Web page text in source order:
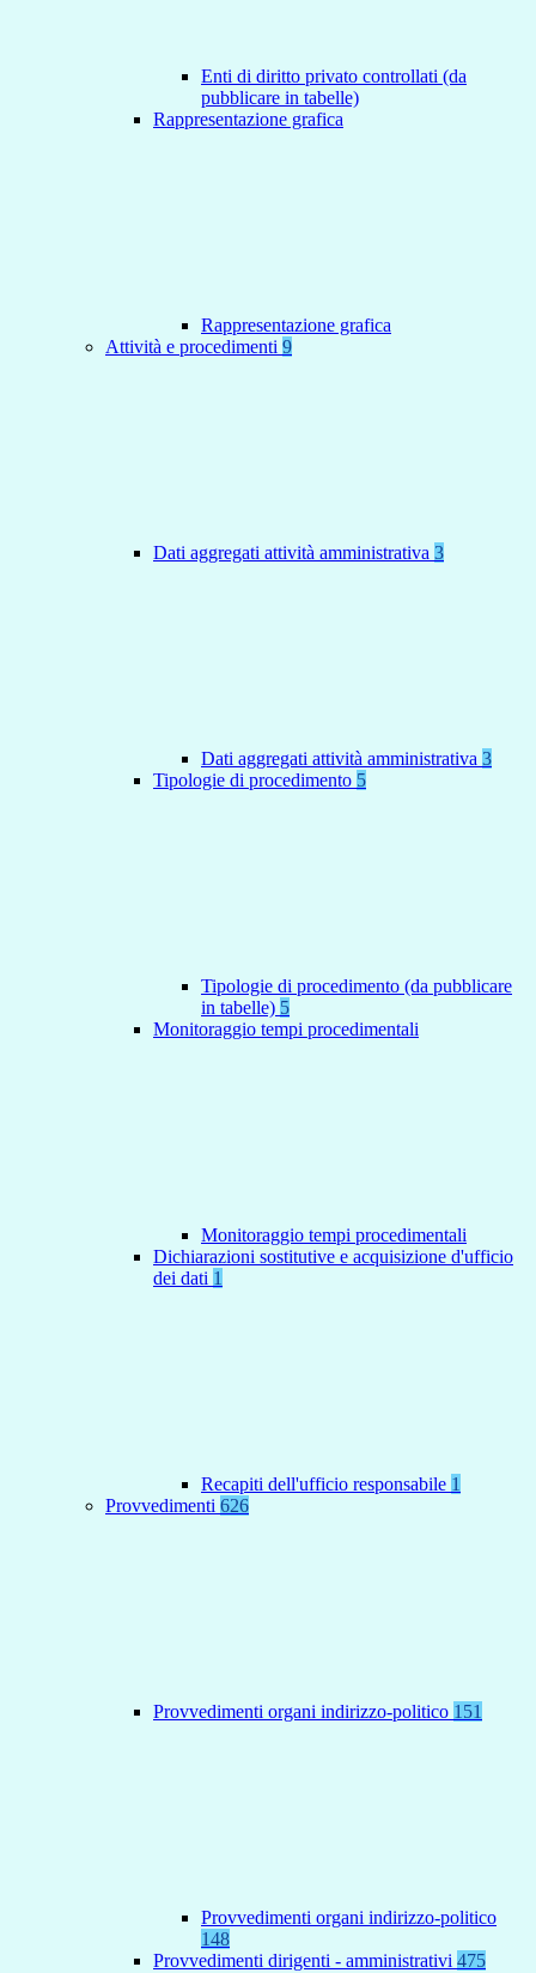
Enti di diritto privato controllati (da
pubblicare in tabelle)
Rappresentazione grafica
Rappresentazione grafica
Attività e procedimenti 9
Dati aggregati attività amministrativa 3
Dati aggregati attività amministrativa 3
Tipologie di procedimento 5
Tipologie di procedimento (da pubblicare
in tabelle) 5
Monitoraggio tempi procedimentali
Monitoraggio tempi procedimentali
Dichiarazioni sostitutive e acquisizione d'ufficio
dei dati 1
Recapiti dell'ufficio responsabile 1
Provvedimenti 626
Provvedimenti organi indirizzo-politico 151
Provvedimenti organi indirizzo-politico
148
Provvedimenti dirigenti - amministrativi 475